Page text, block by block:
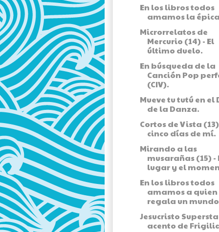
En los libros todos
amamos la
Microrrelatos de
Mercurio (14) - El
último duelo.
En búsqueda de la
Canción Pop
(CIV).
Mueve tu tutú en el
de la Danza.
Cortos de Vista (13)
cinco días de mí.
Mirando a las
musarañas (15) -
lugar y el
En los libros todos
amamos a quien
regala un
Jesucristo
acento de